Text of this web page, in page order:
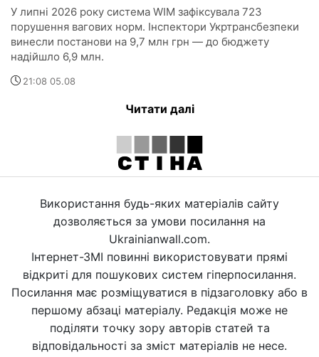
У липні 2026 року система WIM зафіксувала 723
порушення вагових норм. Інспектори Укртрансбезпеки
винесли постанови на 9,7 млн грн — до бюджету
надійшло 6,9 млн.
21:08 05.08
Читати далі
Використання будь-яких матеріалів сайту
дозволяється за умови посилання на
Ukrainianwall.com.
Інтернет-ЗМІ повинні використовувати прямі
відкриті для пошукових систем гіперпосилання.
Посилання має розміщуватися в підзаголовку або в
першому абзаці матеріалу. Редакція може не
поділяти точку зору авторів статей та
відповідальності за зміст матеріалів не несе.